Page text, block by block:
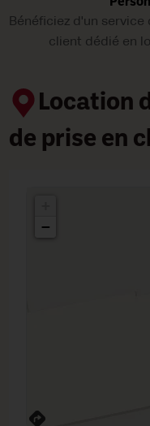
Bénéficiez d'un
client dédié en
Location
de prise en
−